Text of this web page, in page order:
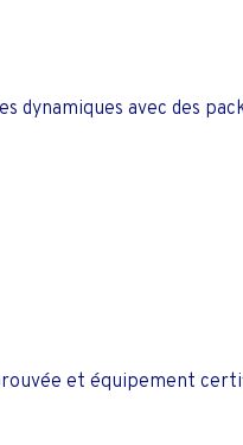
dynamiques avec des
et équipement